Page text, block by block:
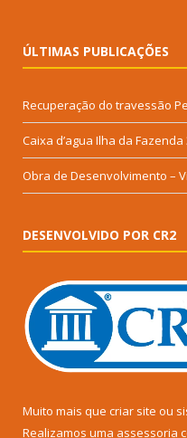
ÚLTIMAS PUBLICAÇÕES
Recuperação do travessão
Caixa d’agua Ilha da Fazenda
Obra de Desenvolvimento –
DESENVOLVIDO POR CR2
Muito mais que criar site ou
Realizamos uma assessoria